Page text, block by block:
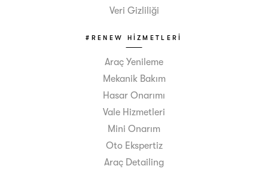
Veri Gizliliği
#RENEW HIZMETLERI
Araç Yenileme
Mekanik Bakım
Hasar Onarımı
Vale Hizmetleri
Mini Onarım
Oto Ekspertiz
Araç Detailing